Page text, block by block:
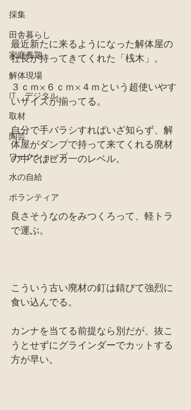
採集
田舎暮らし
家庭養鶏
解体現場
IT、デジタル
取材
陶芸
ワークショップ
水の自給
ボランティア
最近新たに来るようになった解体屋の
社長が持ってきてくれた「桟木」。
３ｃｍ×６ｃｍ×４ｍという超使いやす
いサイズが揃ってる。
自分で手バラシすればいざ知らず、解
体屋がダンプで持って来てくれる廃材
の中ではピカ一のレベル。
良さそうなのをみつくろって、軽トラ
で運ぶ。
こういう古い廃材の釘は錆びて強烈に
食い込んでる。
カンナを当てる前提なら別だが、抜こ
うとせずにグラインダーでカットする
方が早い。